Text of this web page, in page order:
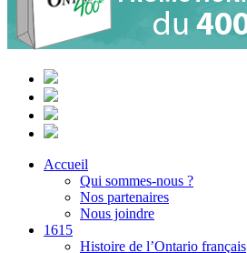
Accueil
Qui sommes-nous ?
Nos partenaires
Nous joindre
1615
Histoire de l’Ontario français